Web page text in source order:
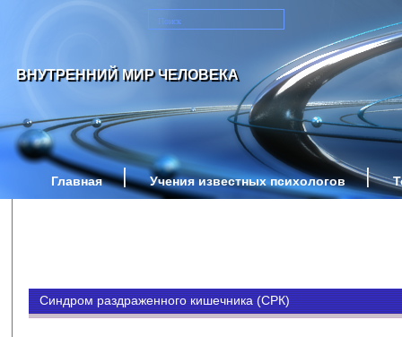
ВНУТРЕННИЙ МИР ЧЕЛОВЕКА
Главная Учения известных психологов
Синдром раздраженного кишечника (СРК)